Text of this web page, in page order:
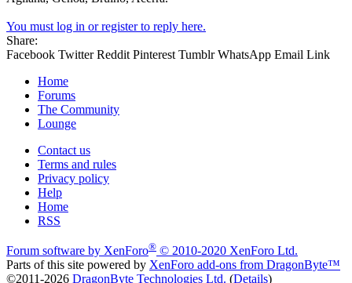
You must log in or register to reply here.
Share:
Facebook Twitter Reddit Pinterest Tumblr WhatsApp Email Link
Home
Forums
The Community
Lounge
Contact us
Terms and rules
Privacy policy
Help
Home
RSS
Forum software by XenForo® © 2010-2020 XenForo Ltd.
Parts of this site powered by XenForo add-ons from DragonByte™
©2011-2026 DragonByte Technologies Ltd. (Details)